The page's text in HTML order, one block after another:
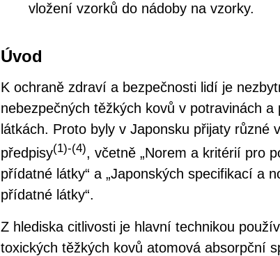
vložení vzorků do nádoby na vzorky.
Úvod
K ochraně zdraví a bezpečnosti lidí je
nebezpečných těžkých kovů v potravinách
látkách. Proto byly v Japonsku přijaty různé
předpisy(1)-(4), včetně „Norem a kritérií pro
přídatné látky“ a „Japonských specifikací a
přídatné látky“.
Z hlediska citlivosti je hlavní technikou
toxických těžkých kovů atomová absorpční